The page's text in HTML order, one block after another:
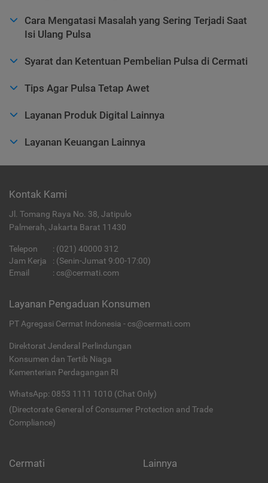
Cara Mengatasi Masalah yang Sering Terjadi Saat
Isi Ulang Pulsa
Syarat dan Ketentuan Pembelian Pulsa di Cermati
Tips Agar Pulsa Tetap Awet
Layanan Produk Digital Lainnya
Layanan Keuangan Lainnya
Kontak Kami
Jl. Tomang Raya No. 38, Jatipulo
Palmerah, Jakarta Barat 11430
Telepon : (021) 40000 312
Jam Kerja
: (Senin-Jumat 9:00-17:00)
Email
: cs@cermati.com
Layanan Pengaduan Konsumen
PT Agregasi Cermat Indonesia - cs@cermati.com
Direktorat Jenderal Perlindungan
Konsumen dan Tertib Niaga
Kementerian Perdagangan RI
WhatsApp: 0853 1111 1010 (Chat Only)
(Directorate General of Consumer Protection and Trade
Compliance)
Cermati Lainnya